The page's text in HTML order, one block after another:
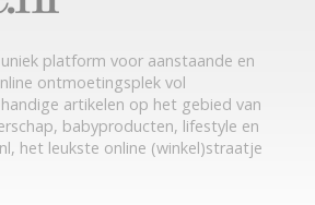
platform voor aanstaande en
ontmoetingsplek vol
artikelen op het gebied van
babyproducten, lifestyle en
het leukste online (winkel)straatje